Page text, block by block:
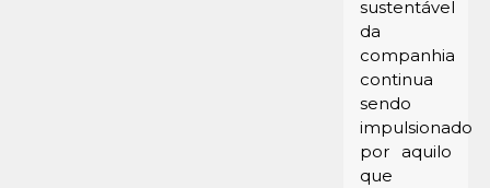
sustentável
da
companhia
continua
sendo
impulsionado
por aquilo
que